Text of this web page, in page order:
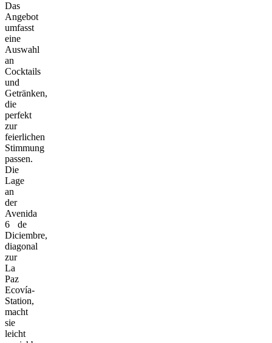
Das
Angebot
umfasst
eine
Auswahl
an
Cocktails
und
Getränken,
die
perfekt
zur
feierlichen
Stimmung
passen.
Die
Lage
an
der
Avenida
6 de
Diciembre,
diagonal
zur
La
Paz
Ecovía-
Station,
macht
sie
leicht